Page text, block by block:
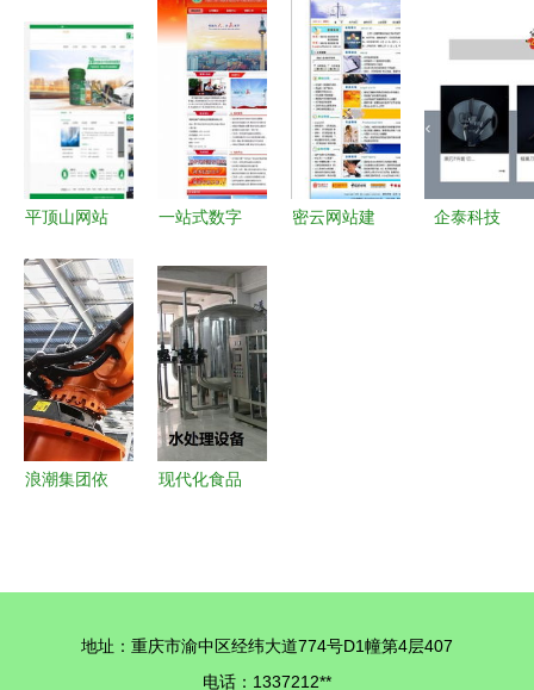
地数据处理
服务指南
打造专业在
线品牌形象
源码与4S
店网站建设
构建高效数
据处理服务
平台
求对接到上
线的全流程
解析
平顶山网站
从个人展示
到响应式设
计与数据处
理
一站式数字
案 构建您
的线上业务
新生态
密云网站建
企泰科技
浪潮集团依
获央视新闻
现代化食品
务为核心
地址：重庆市渝中区经纬大道774号D1幢第4层407
电话：1337212**